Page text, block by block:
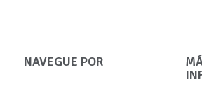
NAVEGUE POR